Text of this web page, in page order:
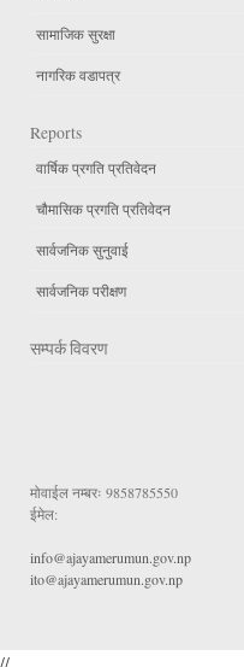
सामाजिक सुरक्षा
नागरिक वडापत्र
Reports
वार्षिक प्रगति प्रतिवेदन
चौमासिक प्रगति प्रतिवेदन
सार्वजनिक सुनुवाई
सार्वजनिक परीक्षण
सम्पर्क विवरण
मोवाईल नम्बरः 9858785550
ईमेल:
info@ajayamerumun.gov.np
ito@ajayamerumun.gov.np